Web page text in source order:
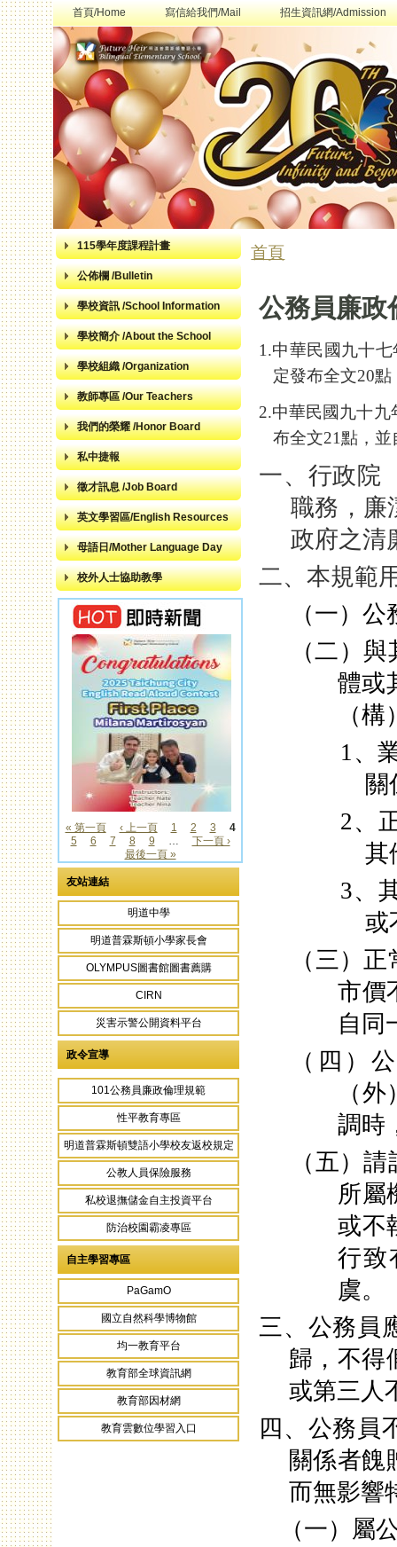
首頁/Home 寫信給我們/Mail 招生資訊網/Admission
115學年度課程計畫
公佈欄 /Bulletin
學校資訊 /School Information
學校簡介 /About the School
學校組織 /Organization
教師專區 /Our Teachers
我們的榮耀 /Honor Board
私中捷報
徵才訊息 /Job Board
英文學習區/English Resources
母語日/Mother Language Day
校外人士協助教學
頁面
« 第一頁 ‹ 上一頁 1 2 3
4
5
6 7 8 9 …
下一頁 ›
最後一頁 »
友站連結
明道中學
明道普霖斯頓小學家長會
OLYMPUS圖書館圖書薦購
CIRN
災害示警公開資料平台
政令宣導
101公務員廉政倫理規範
性平教育專區
明道普霖斯頓雙語小學校友返校規定
公教人員保險服務
私校退撫儲金自主投資平台
防治校園霸凌專區
自主學習專區
PaGamO
國立自然科學博物館
均一教育平台
教育部全球資訊網
教育部因材網
教育雲數位學習入口
您在這裡
首頁
公務員廉政
1.中華民國九十
定發布全文20點
2.中華民國九十九
布全文21點，並
一、行政院
職務，廉
政府之清
二、本規範
（一）
（二）
體或
（
1 、
關
2 、
其
3、
或
（三）
市價
自同
（四）
（
調時
（五）
所屬
或不
行致
虞。
三、公務員
歸，不得
或第三人
四、公務員
關係者餽
而無影響
（一）屬